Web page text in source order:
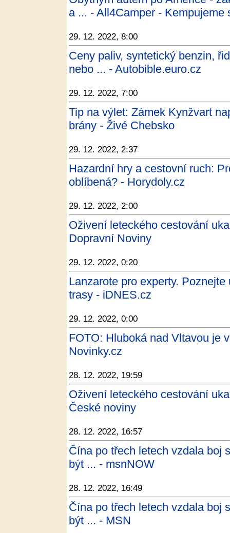
a ... - All4Camper - Kempujeme
29. 12. 2022, 8:00
Ceny paliv, syntetický benzin,
nebo ... - Autobible.euro.cz
29. 12. 2022, 7:00
Tip na výlet: Zámek Kynžvart
brány - Živé Chebsko
29. 12. 2022, 2:37
Hazardní hry a cestovní ruch:
oblíbená? - Horydoly.cz
29. 12. 2022, 2:00
Oživení leteckého cestování
Dopravní Noviny
29. 12. 2022, 0:20
Lanzarote pro experty.
trasy - iDNES.cz
29. 12. 2022, 0:00
FOTO: Hluboká nad Vltavou je
Novinky.cz
28. 12. 2022, 19:59
Oživení leteckého cestování
České noviny
28. 12. 2022, 16:57
Čína po třech letech vzdala boj
být ... - msnNOW
28. 12. 2022, 16:49
Čína po třech letech vzdala boj
být ... - MSN